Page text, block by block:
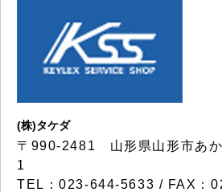
(株)タケダ
〒990-2481 山形県山形市あ
1
TEL：023-644-5633 / FAX：